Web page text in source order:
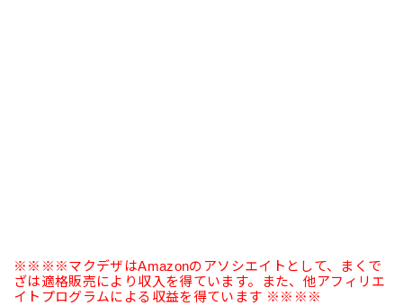
※※※※マクデザはAmazonのアソシエイトとして、まくで
ざは適格販売により収入を得ています。また、他アフィリエ
イトプログラムによる収益を得ています ※※※※